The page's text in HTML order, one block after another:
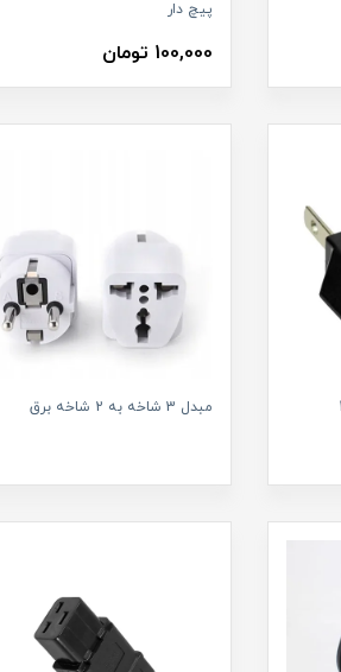
پیچ دار
100,000 تومان
مبدل 3 شاخه به 2 شاخه برق